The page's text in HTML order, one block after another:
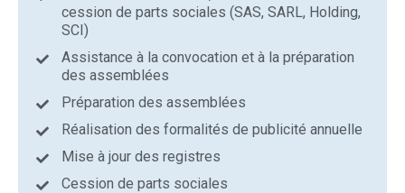
cession de parts sociales (SAS, SARL, Holding,
SCI)
Assistance à la convocation et à la préparation
des assemblées
Préparation des assemblées
Réalisation des formalités de publicité annuelle
Mise à jour des registres
Cession de parts sociales